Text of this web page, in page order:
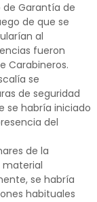
Garantía de
de que se
al
fueron
Carabineros.
se
de seguridad
se habría iniciado
del
de la
material
se habría
habituales